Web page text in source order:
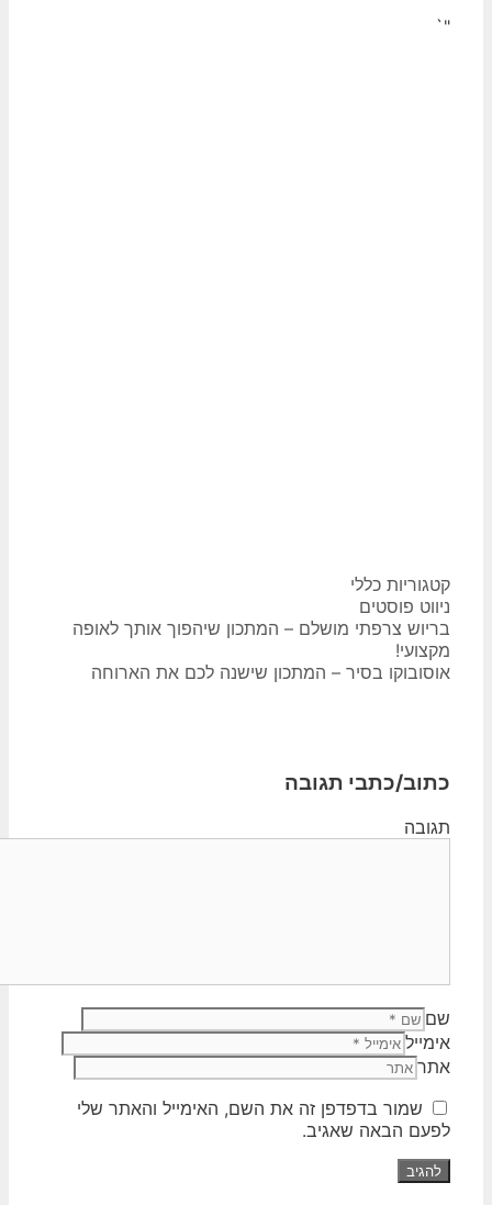
"`
קטגוריותכללי
ניווט פוסטים
בריוש צרפתי מושלם – המתכון שיהפוך אותך לאופה
מקצועי!
אוסובוקו בסיר – המתכון שישנה לכם את הארוחה
כתוב/כתבי תגובה
תגובה
שם
אימייל
אתר
שמור בדפדפן זה את השם, האימייל והאתר שלי
לפעם הבאה שאגיב.